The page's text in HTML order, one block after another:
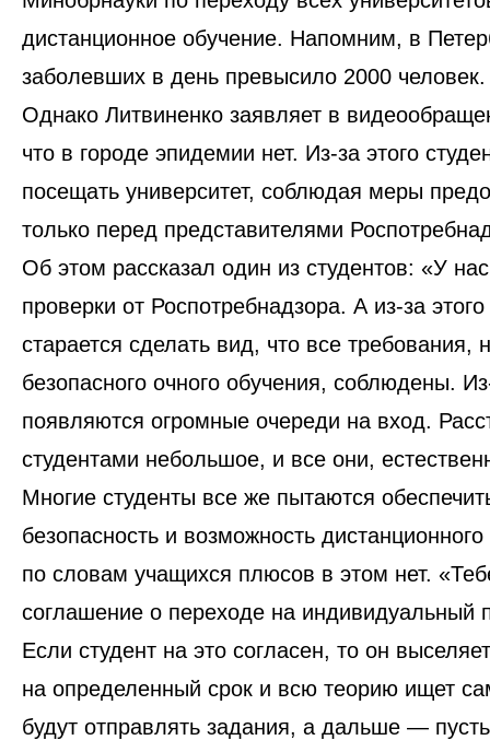
дистанционное обучение. Напомним, в
заболевших в день превысило 2000
Однако Литвиненко заявляет в
что в городе эпидемии нет. Из-за этого
посещать университет, соблюдая меры
только перед представителями
Об этом рассказал один из студентов: «‎У
проверки от Роспотребнадзора. А из-за этого
старается сделать вид, что все
безопасного очного обучения, соблюдены.
появляются огромные очереди на вход.
студентами небольшое, и все они,
Многие студенты все же пытаются
безопасность и возможность
по словам учащихся плюсов в этом нет. «‎
соглашение о переходе на индивидуальный
Если студент на это согласен, то он
на определенный срок и всю теорию ищет
будут отправлять задания, а дальше —